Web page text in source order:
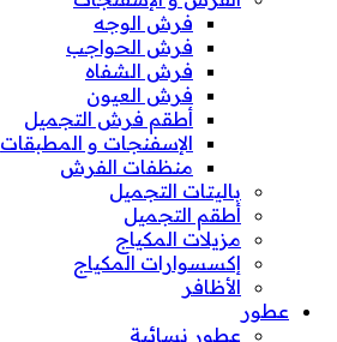
فرش الوجه
فرش الحواجب
فرش الشفاه
فرش العيون
أطقم فرش التجميل
الإسفنجات و المطبقات
منظفات الفرش
باليتات التجميل
أطقم التجميل
مزيلات المكياج
إكسسوارات المكياج
الأظافر
عطور
عطور نسائية